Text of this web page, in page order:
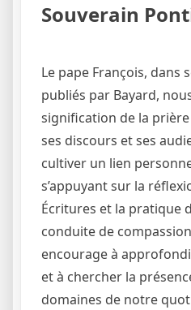
Souverain
Le pape François, dans
publiés par Bayard,
signification de la
ses discours et ses
cultiver un lien
s’appuyant sur la
Écritures et la pratique
conduite de
encourage à
et à chercher la
domaines de notre